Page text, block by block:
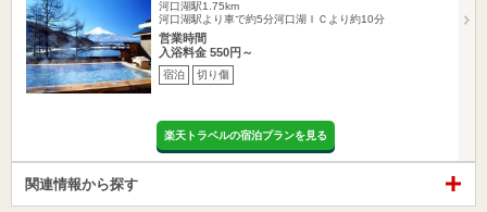
河口湖駅1.75km
河口湖駅より車で約5分河口湖ＩＣより約10分
営業時間
入浴料金 550円～
宿泊 切り傷
楽天トラベルの宿泊プランを見る
関連情報から探す